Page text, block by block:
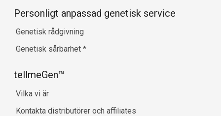
Personligt anpassad genetisk service
Genetisk rådgivning
Genetisk sårbarhet *
tellmeGen™
Vilka vi är
Kontakta distributörer och affiliates